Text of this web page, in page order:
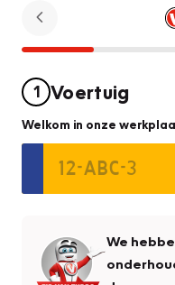
1 Voertuig
Welkom in onze
We